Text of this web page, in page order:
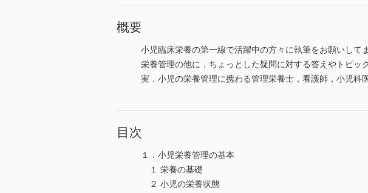
概要
小児臨床栄養の第一線で活躍中の方々に執筆をお願いし
栄養管理の他に，ちょっとした疑問に対する答えやトピ
実．小児の栄養管理に携わる管理栄養士，看護師，小児科
目次
１．小児栄養管理の基本
１ 栄養の基礎
２ 小児の栄養状態